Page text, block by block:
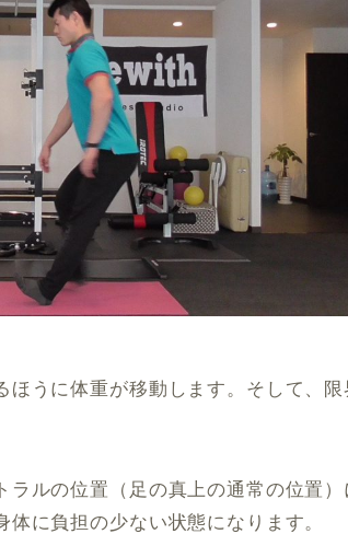
うに体重が移動します。そして、限
ルの位置（足の真上の通常の位置）
に負担の少ない状態になります。